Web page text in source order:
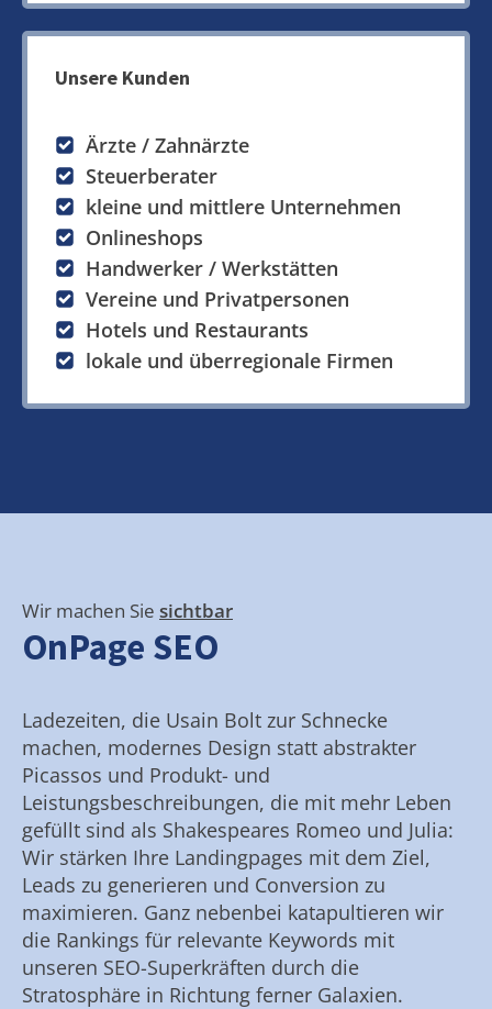
Unsere Kunden
Ärzte / Zahnärzte
Steuerberater
kleine und mittlere Unternehmen
Onlineshops
Handwerker / Werkstätten
Vereine und Privatpersonen
Hotels und Restaurants
lokale und überregionale Firmen
Wir machen Sie sichtbar
OnPage SEO
Ladezeiten, die Usain Bolt zur Schnecke
machen, modernes Design statt abstrakter
Picassos und Produkt- und
Leistungsbeschreibungen, die mit mehr Leben
gefüllt sind als Shakespeares Romeo und Julia:
Wir stärken Ihre Landingpages mit dem Ziel,
Leads zu generieren und Conversion zu
maximieren. Ganz nebenbei katapultieren wir
die Rankings für relevante Keywords mit
unseren SEO-Superkräften durch die
Stratosphäre in Richtung ferner Galaxien.